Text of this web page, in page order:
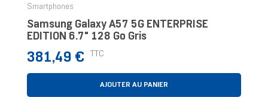
Smartphones
Samsung Galaxy A57 5G ENTERPRISE
EDITION 6.7" 128 Go Gris
Prix
381,49 € TTC
AJOUTER AU PANIER